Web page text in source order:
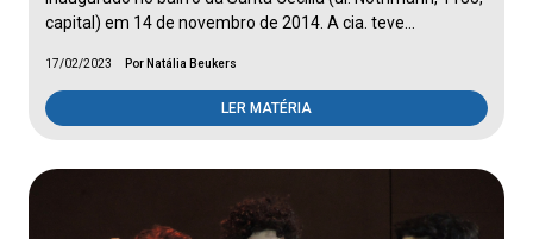
capital) em 14 de novembro de 2014. A cia. teve…
17/02/2023 Por Natália Beukers
LER MATÉRIA